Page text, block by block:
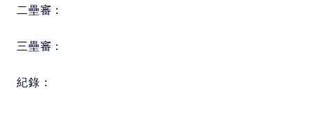
二壘審：
三壘審：
紀錄：